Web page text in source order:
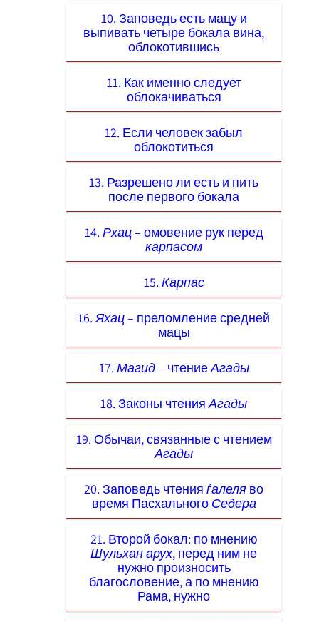
10. Заповедь есть мацу и
выпивать четыре бокала вина,
облокотившись
11. Как именно следует
облокачиваться
12. Если человек забыл
облокотиться
13. Разрешено ли есть и пить
после первого бокала
14. Рхац– омовение рук перед
карпасом
15. Карпас
16.Яхац– преломление средней
мацы
17. Магид– чтениеАгады
18. Законы чтенияАгады
19. Обычаи, связанные с чтением
Агады
20. Заповедь чтения ѓалеля во
время Пасхального Седера
21. Второй бокал: по мнению
Шульхан арух, перед ним не
нужно произносить
благословение, а по мнению
Рама, нужно